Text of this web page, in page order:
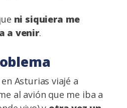
ni siquiera me
a venir.
Asturias viajé a
al avión que me iba a